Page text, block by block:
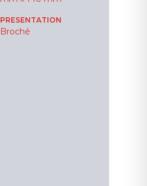
PRESENTATION
Broché